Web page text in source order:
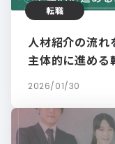
転職
人材紹介の流れ
主体的に進める
2026/01/30